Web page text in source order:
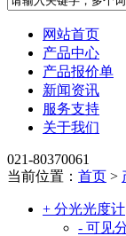
网站首页
产品中心
产品报价单
新闻资讯
服务支持
关于我们
021-80370061
当前位置： 首页 >
+ 分光光度计
- 可见